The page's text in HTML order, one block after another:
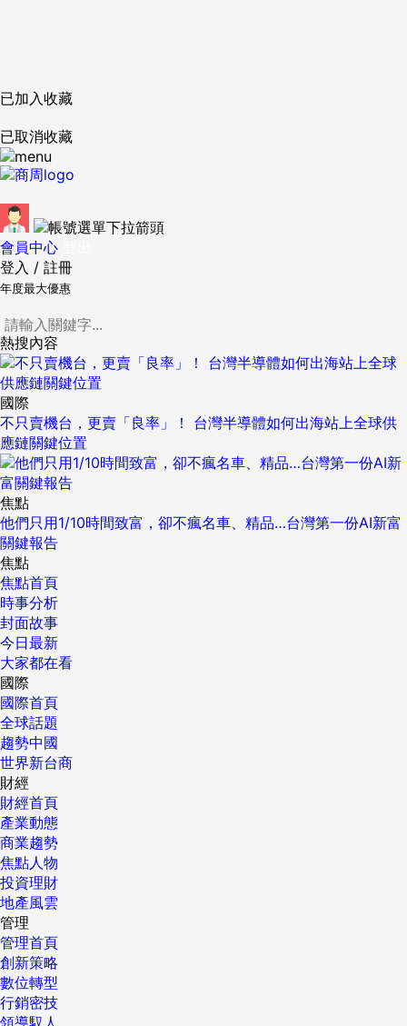
已加入收藏
已取消收藏
會員中心
登入 / 註冊
年度最大優惠
熱搜內容
國際
不只賣機台，更賣「良率」！ 台灣半導體如何出海站上全球供
應鏈關鍵位置
焦點
他們只用1/10時間致富，卻不瘋名車、精品…台灣第一份AI新富
關鍵報告
焦點
焦點首頁
時事分析
封面故事
今日最新
大家都在看
國際
國際首頁
全球話題
趨勢中國
世界新台商
財經
財經首頁
產業動態
商業趨勢
焦點人物
投資理財
地產風雲
管理
管理首頁
創新策略
數位轉型
行銷密技
領導馭人